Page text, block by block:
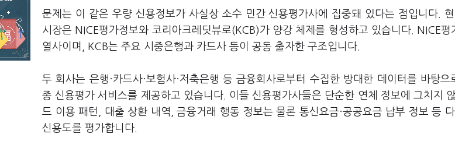
문제는 이 같은 우량 신용정보가 사실상 소수 민간 신용평가사에 집중돼 있다는 점입니다.
시장은 NICE평가정보와 코리아크레딧뷰로(KCB)가 양강 체제를 형성하고 있습니다. NICE평
열사이며, KCB는 주요 시중은행과 카드사 등이 공동 출자한 구조입니다.
두 회사는 은행·카드사·보험사·저축은행 등 금융회사로부터 수집한 방대한 데이터를 바탕
종 신용평가 서비스를 제공하고 있습니다. 이들 신용평가사들은 단순한 연체 정보에 그치지
드 이용 패턴, 대출 상환 내역, 금융거래 행동 정보는 물론 통신요금·공공요금 납부 정보 등
신용도를 평가합니다.